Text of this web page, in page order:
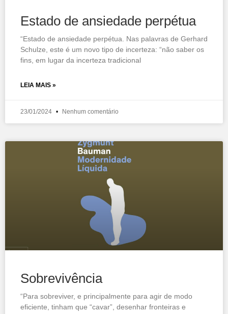
Estado de ansiedade perpétua
“Estado de ansiedade perpétua. Nas palavras de Gerhard
Schulze, este é um novo tipo de incerteza: “não saber os
fins, em lugar da incerteza tradicional
LEIA MAIS »
23/01/2024 Nenhum comentário
Sobrevivência
“Para sobreviver, e principalmente para agir de modo
eficiente, tinham que “cavar”, desenhar fronteiras e